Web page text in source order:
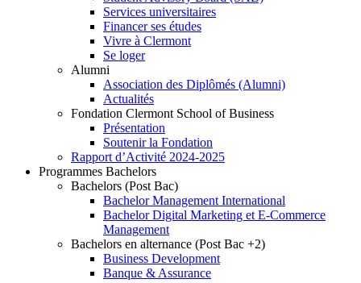
Services universitaires
Financer ses études
Vivre à Clermont
Se loger
Alumni
Association des Diplômés (Alumni)
Actualités
Fondation Clermont School of Business
Présentation
Soutenir la Fondation
Rapport d’Activité 2024-2025
Programmes Bachelors
Bachelors (Post Bac)
Bachelor Management International
Bachelor Digital Marketing et E-Commerce
Management
Bachelors en alternance (Post Bac +2)
Business Development
Banque & Assurance